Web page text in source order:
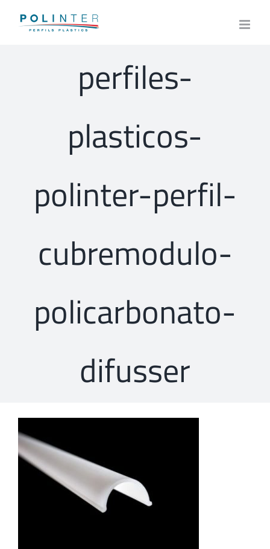
perfiles-
plasticos-
polinter-perfil-
cubremodulo-
policarbonato-
difusser